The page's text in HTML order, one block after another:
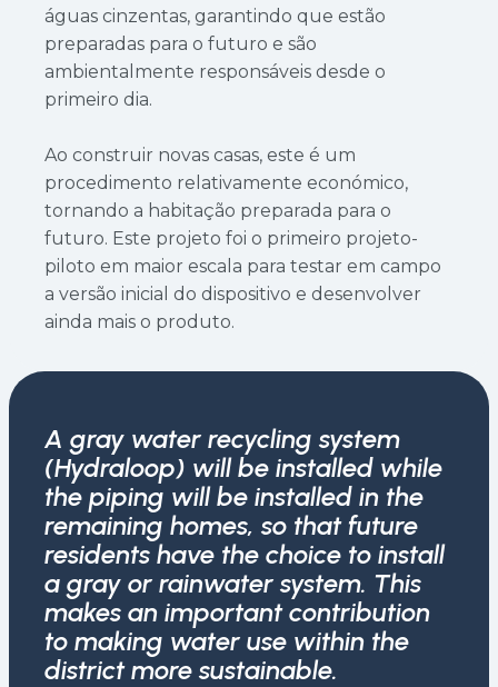
águas cinzentas, garantindo que estão
preparadas para o futuro e são
ambientalmente responsáveis desde o
primeiro dia.
Ao construir novas casas, este é um
procedimento relativamente económico,
tornando a habitação preparada para o
futuro. Este projeto foi o primeiro projeto-
piloto em maior escala para testar em campo
a versão inicial do dispositivo e desenvolver
ainda mais o produto.
A gray water recycling system
(Hydraloop) will be installed while
the piping will be installed in the
remaining homes, so that future
residents have the choice to install
a gray or rainwater system. This
makes an important contribution
to making water use within the
district more sustainable.